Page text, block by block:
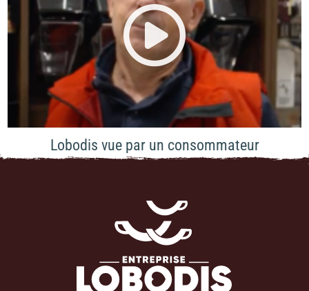
Lobodis vue par un consommateur